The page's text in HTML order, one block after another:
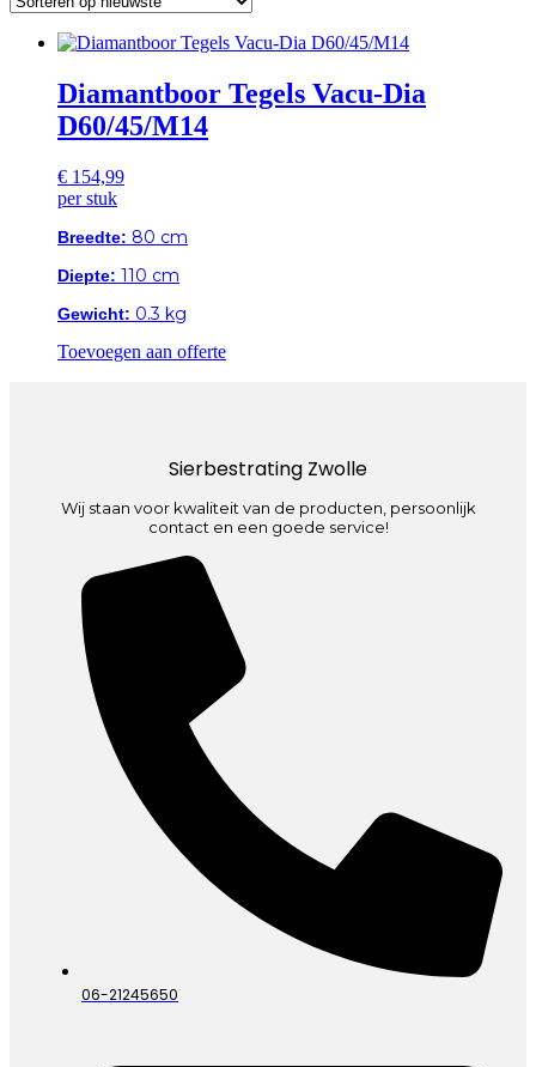
Diamantboor Tegels Vacu-Dia
D60/45/M14
€ 154,99
per stuk
Breedte: 80 cm
Diepte: 110 cm
Gewicht: 0.3 kg
Toevoegen aan offerte
Sierbestrating Zwolle
Wij staan voor kwaliteit van de producten, persoonlijk
contact en een goede service!
06-21245650